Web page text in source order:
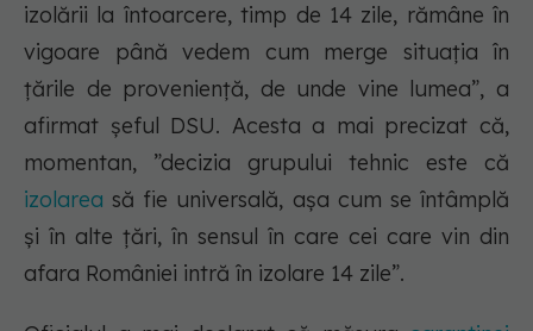
izolării la întoarcere, timp de 14 zile, rămâne în
vigoare până vedem cum merge situația în
țările de proveniență, de unde vine lumea”, a
afirmat șeful DSU. Acesta a mai precizat că,
momentan, ”decizia grupului tehnic este că
izolarea să fie universală, așa cum se întâmplă
și în alte țări, în sensul în care cei care vin din
afara României intră în izolare 14 zile”.